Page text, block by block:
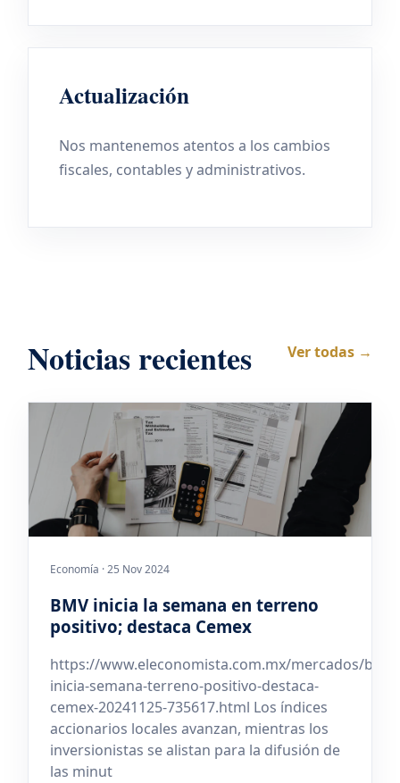
Actualización
Nos mantenemos atentos a los cambios
fiscales, contables y administrativos.
Noticias recientes Ver todas →
Economía · 25 Nov 2024
BMV inicia la semana en terreno
positivo; destaca Cemex
https://www.eleconomista.com.mx/mercados/bmv-
inicia-semana-terreno-positivo-destaca-
cemex-20241125-735617.html Los índices
accionarios locales avanzan, mientras los
inversionistas se alistan para la difusión de
las minut